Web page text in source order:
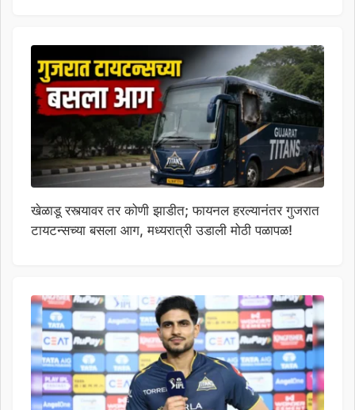
खेळाडू रस्त्यावर तर कोणी झाडीत; फायनल हरल्यानंतर गुजरात
टायटन्सच्या बसला आग, मध्यरात्री उडाली मोठी पळापळ!